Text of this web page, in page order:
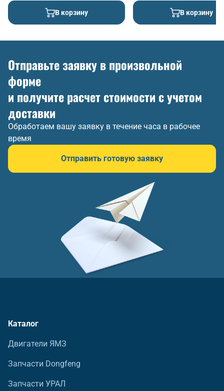
В корзину В корзину
Отправьте заявку в произвольной
форме
и получите расчет стоимости с учетом
доставки
Обработаем вашу заявку в течение часа в рабочее
время
Отправить готовую заявку
Каталог
Двигатели ЯМЗ
Запчасти Dongfeng
Запчасти УРАЛ